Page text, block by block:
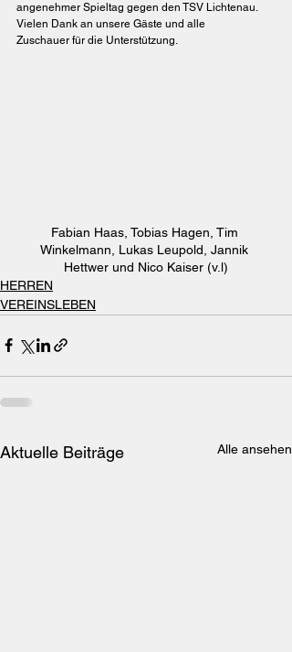
angenehmer Spieltag gegen den TSV Lichtenau.
Vielen Dank an unsere Gäste und alle
Zuschauer für die Unterstützung.
Fabian Haas, Tobias Hagen, Tim
Winkelmann, Lukas Leupold, Jannik
Hettwer und Nico Kaiser (v.l)
HERREN
VEREINSLEBEN
Aktuelle Beiträge Alle ansehen